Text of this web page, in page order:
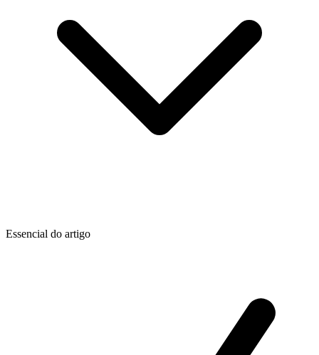
Essencial do artigo